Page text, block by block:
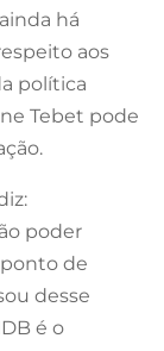
há
aos
política
Tebet pode
poder
de
desse
é o